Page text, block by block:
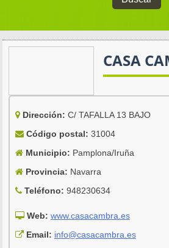
CASA
Dirección: C/ TAFALLA 13 BAJO
Código postal: 31004
Municipio: Pamplona/Iruña
Provincia: Navarra
Teléfono: 948230634
Web: www.casacambra.es
Email: info@casacambra.es